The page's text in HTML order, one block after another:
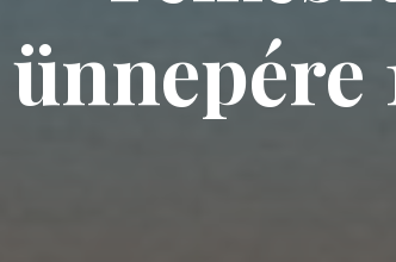
ünnepére